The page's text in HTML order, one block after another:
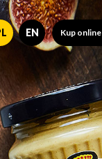
EN Kup online